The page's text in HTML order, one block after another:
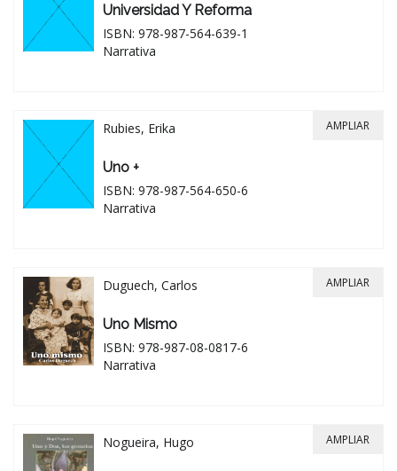
Universidad Y Reforma
ISBN: 978-987-564-639-1
Narrativa
Rubies, Erika
Uno +
ISBN: 978-987-564-650-6
Narrativa
AMPLIAR
Duguech, Carlos
Uno Mismo
ISBN: 978-987-08-0817-6
Narrativa
AMPLIAR
Nogueira, Hugo AMPLIAR